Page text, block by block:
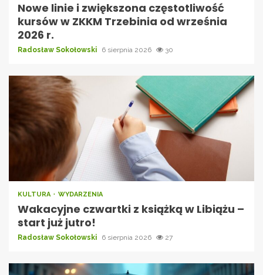
Nowe linie i zwiększona częstotliwość
kursów w ZKKM Trzebinia od września
2026 r.
Radosław Sokołowski 6 sierpnia 2026 30
KULTURA WYDARZENIA
Wakacyjne czwartki z książką w Libiążu –
start już jutro!
Radosław Sokołowski 6 sierpnia 2026 27